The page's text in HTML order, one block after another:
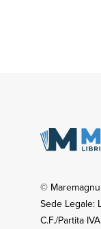
©
Sede Legale:
C.F./Partita